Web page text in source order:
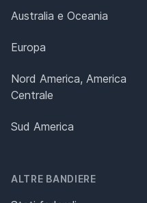
Australia e Oceania
Europa
Nord America, America
Centrale
Sud America
ALTRE BANDIERE